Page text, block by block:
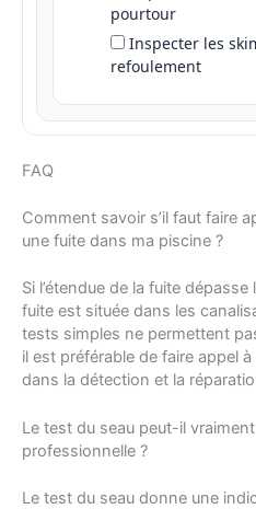
pourtour
Inspecter les
refoulement
FAQ
Comment savoir s’il faut faire
une fuite dans ma piscine ?
Si l’étendue de la fuite
fuite est située dans les
tests simples ne permettent
il est préférable de faire appel
dans la détection et la
Le test du seau peut-il
professionnelle ?
Le test du seau donne une